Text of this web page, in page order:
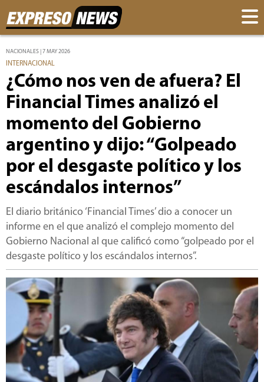
NACIONALES | 7 MAY 2026
INTERNACIONAL
¿Cómo nos ven de afuera? El
Financial Times analizó el
momento del Gobierno
argentino y dijo: “Golpeado
por el desgaste político y los
escándalos internos”
El diario británico ‘Financial Times’ dio a conocer un
informe en el que analizó el complejo momento del
Gobierno Nacional al que calificó como “golpeado por el
desgaste político y los escándalos internos”.